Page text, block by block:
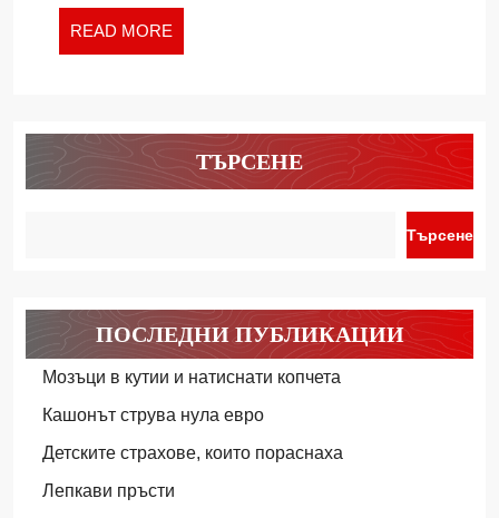
READ MORE
MORE
ТЪРСЕНЕ
Търсене
ПОСЛЕДНИ ПУБЛИКАЦИИ
Мозъци в кутии и натиснати копчета
Кашонът струва нула евро
Детските страхове, които пораснаха
Лепкави пръсти